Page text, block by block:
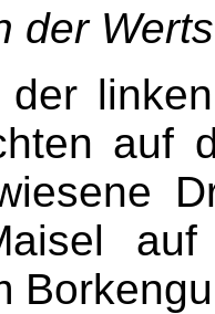
der
auf